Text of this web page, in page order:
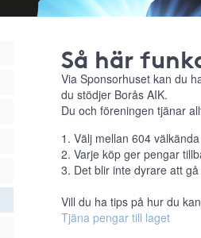
Så här
Via Sponsorhuset kan du
du stödjer Borås AIK.
Du och föreningen tjänar
1. Välj mellan 604
2. Varje köp ger pengar
3. Det blir inte dyrare att
Vill du ha tips på hur du
Tjäna pengar till laget